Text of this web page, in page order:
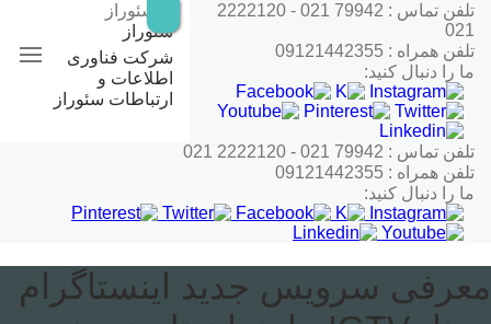
پرش
محتوا
تلفن تماس : 79942 021 - 2222120
021
تلفن همراه : 09121442355
ما را دنبال کنید:
سئوراز
شرکت فناوری
اطلاعات و
ارتباطات سئوراز
تلفن تماس : 79942 021 - 2222120 021
تلفن همراه : 09121442355
ما را دنبال کنید:
معرفی سرویس جدید اینستاگرام